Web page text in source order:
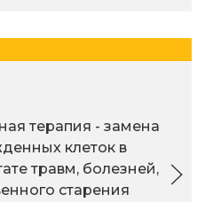
терапия - замена
клеток в
травм, болезней,
старения